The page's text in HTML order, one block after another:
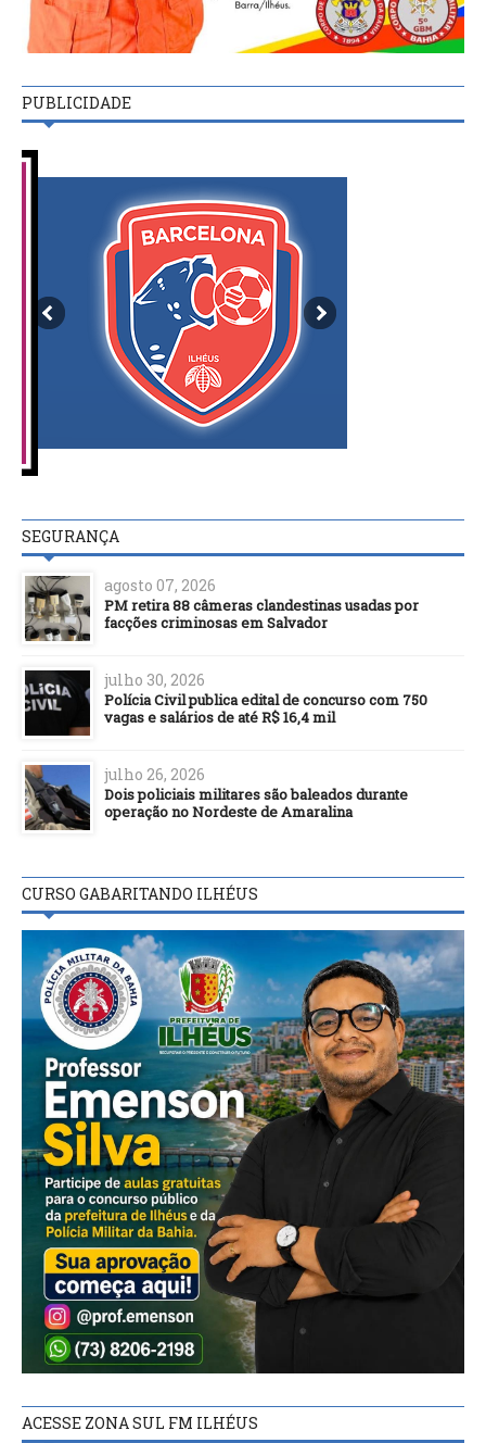
PUBLICIDADE
SEGURANÇA
agosto 07, 2026
PM retira 88 câmeras clandestinas usadas por
facções criminosas em Salvador
julho 30, 2026
Polícia Civil publica edital de concurso com 750
vagas e salários de até R$ 16,4 mil
julho 26, 2026
Dois policiais militares são baleados durante
operação no Nordeste de Amaralina
CURSO GABARITANDO ILHÉUS
ACESSE ZONA SUL FM ILHÉUS